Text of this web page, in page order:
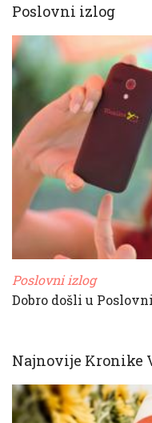
Poslovni izlog
Poslovni izlog
Dobro došli u
Najnovije Kronike